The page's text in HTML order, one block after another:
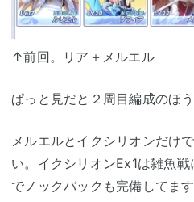
↑前回。リア＋メルエル
ぱっと見だと２周目編成のほう
メルエルとイクシリオンだけ
い。イクシリオンEx1は雑魚
でノックバックも完備してます